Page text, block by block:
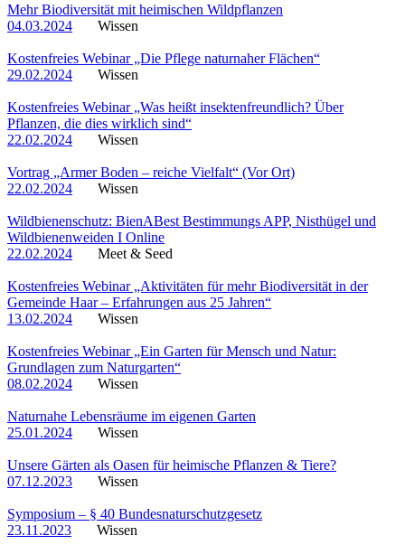
Mehr Biodiversität mit heimischen Wildpflanzen
04.03.2024
Wissen
Kostenfreies Webinar „Die Pflege naturnaher Flächen“
29.02.2024
Wissen
Kostenfreies Webinar „Was heißt insektenfreundlich? Über
Pflanzen, die dies wirklich sind“
22.02.2024
Wissen
Vortrag „Armer Boden – reiche Vielfalt“ (Vor Ort)
22.02.2024
Wissen
Wildbienenschutz: BienABest Bestimmungs APP, Nisthügel und
Wildbienenweiden I Online
22.02.2024
Meet & Seed
Kostenfreies Webinar „Aktivitäten für mehr Biodiversität in der
Gemeinde Haar – Erfahrungen aus 25 Jahren“
13.02.2024
Wissen
Kostenfreies Webinar „Ein Garten für Mensch und Natur:
Grundlagen zum Naturgarten“
08.02.2024
Wissen
Naturnahe Lebensräume im eigenen Garten
25.01.2024
Wissen
Unsere Gärten als Oasen für heimische Pflanzen & Tiere?
07.12.2023
Wissen
Symposium – § 40 Bundesnaturschutzgesetz
23.11.2023
Wissen